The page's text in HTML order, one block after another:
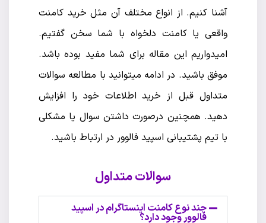
آشنا کنیم. از انواع مختلف آن مثل خرید کامنت
واقعی یا کامنت دلخواه با شما سخن گفتیم.
امیدواریم این مقاله برای شما مفید بوده باشد.
موفق باشید. در ادامه میتوانید با مطالعه سوالات
متداول قبل از خرید اطلاعات خود را افزایش
دهید. همچنین درصورت داشتن سوال یا مشکلی
با تیم پشتیبانی اسپید فالوور در ارتباط باشید.
سوالات متداول
چند نوع کامنت اینستاگرام در اسپید
فالوور وجود دارد؟